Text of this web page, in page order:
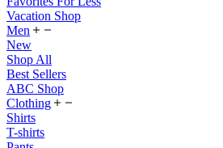
Vacation Shop
Men
New
Shop All
Best Sellers
ABC Shop
Clothing
Shirts
T-shirts